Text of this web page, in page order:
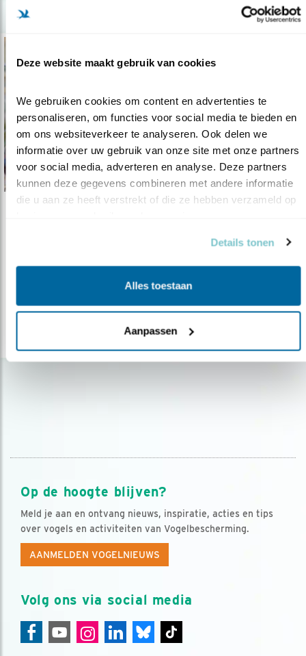
Deze website maakt gebruik van cookies
We gebruiken cookies om content en advertenties te
personaliseren, om functies voor social media te bieden en
om ons websiteverkeer te analyseren. Ook delen we
informatie over uw gebruik van onze site met onze partners
voor social media, adverteren en analyse. Deze partners
kunnen deze gegevens combineren met andere informatie
die u aan ze heeft verstrekt of die ze hebben verzameld op
Details tonen
Alles toestaan
Aanpassen
19.01.22Help jij de merel een handje? Tel mee en maak
Op de hoogte blijven?
Meld je aan en ontvang nieuws, inspiratie, acties en tips
over vogels en activiteiten van Vogelbescherming.
AANMELDEN VOGELNIEUWS
Volg ons via social media